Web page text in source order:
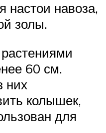
настои навоза,
золы.
60 см.
них
колышек,
для